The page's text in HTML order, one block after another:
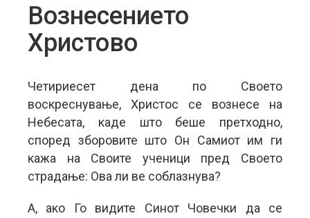
Вознесението
Христово
Четириесет дена по Своето
воскреснување, Христос се вознесе на
Небесата, каде што беше претходно,
според зборовите што Он Самиот им ги
кажа на Своите ученици пред Своето
страдање: Ова ли ве соблазнува?
А, ако Го видите Синот Човечки да се